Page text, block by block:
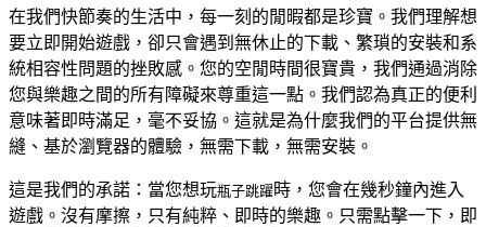
在我們快節奏的生活中，每一刻的閒暇都是珍寶。我們理解想
要立即開始遊戲，卻只會遇到無休止的下載、繁瑣的安裝和系
統相容性問題的挫敗感。您的空閒時間很寶貴，我們通過消除
您與樂趣之間的所有障礙來尊重這一點。我們認為真正的便利
意味著即時滿足，毫不妥協。這就是為什麼我們的平台提供無
縫、基於瀏覽器的體驗，無需下載，無需安裝。
這是我們的承諾：當您想玩瓶子跳躍時，您會在幾秒鐘內進入
遊戲。沒有摩擦，只有純粹、即時的樂趣。只需點擊一下，即